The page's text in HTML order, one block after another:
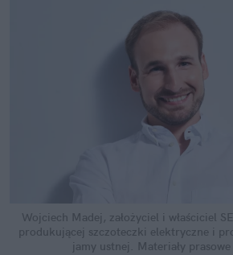
Wojciech Madej, założyciel i właściciel
produkującej szczoteczki elektryczne i
jamy ustnej. Materiały